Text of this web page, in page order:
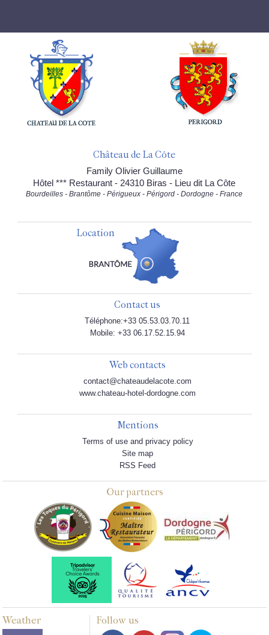
Château de La Côte
Family Olivier Guillaume
Hôtel *** Restaurant - 24310 Biras - Lieu dit La Côte
Bourdeilles - Brantôme - Périgueux - Périgord - Dordogne - France
Location
Contact us
Téléphone:+33 05.53.03.70.11
Mobile: +33 06.17.52.15.94
Web contacts
contact@chateaudelacote.com
www.chateau-hotel-dordogne.com
Mentions
Terms of use and privacy policy
Site map
RSS Feed
Our partners
Weather Follow us